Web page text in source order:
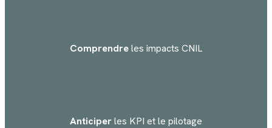
Comprendreles impacts CNIL
Anticiperles KPI et le pilotage